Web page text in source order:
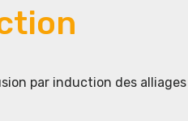
par induction des